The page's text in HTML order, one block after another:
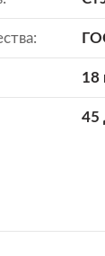
18
45